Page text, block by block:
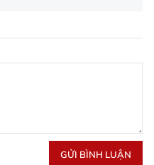
GỬI BÌNH LUẬN